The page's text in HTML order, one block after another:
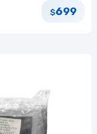
$699